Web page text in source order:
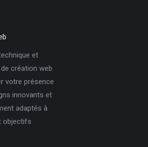
et
création web
votre présence
innovants et
adaptés à
objectifs